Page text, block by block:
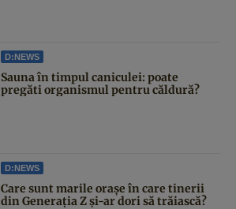
D:NEWS
Sauna în timpul caniculei: poate
pregăti organismul pentru căldură?
D:NEWS
Care sunt marile orașe în care tinerii
din Generația Z și-ar dori să trăiască?